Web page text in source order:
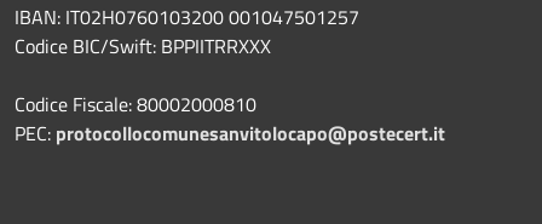
IBAN: IT02H0760103200 001047501257
Codice BIC/Swift: BPPIITRRXXX
Codice Fiscale: 80002000810
PEC: protocollocomunesanvitolocapo@postecert.it